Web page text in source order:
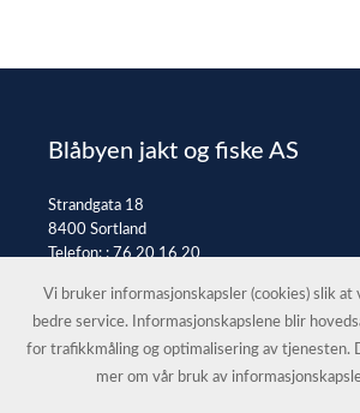
Blåbyen jakt og fiske AS
Strandgata 18
8400 Sortland
Telefon: :76 20 16 20
© Blåbyen jakt og fiske AS |Nettbutikk
Vi bruker informasjonskapsler (cookies) slik at
bedre service. Informasjonskapslene blir
for trafikkmåling og optimalisering av tjenesten.
mer om vår bruk av